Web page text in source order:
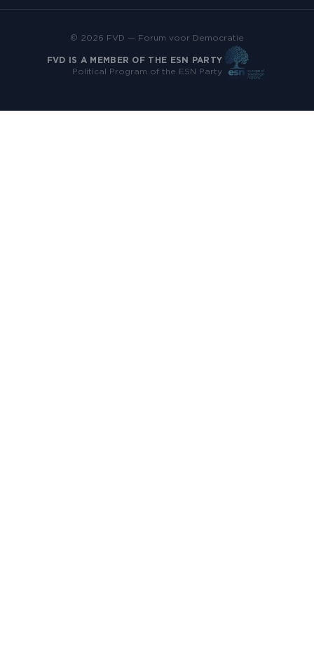
© 2026 FVD — Forum voor Democratie
FVD IS A MEMBER OF THE ESN PARTY
Political Program of the ESN Party